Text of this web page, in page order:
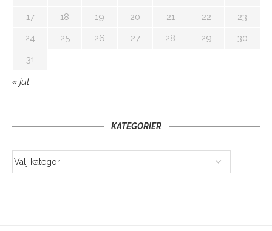
17
18 19 20 21 22
23
24
25 26 27 28 29
30
31
« jul
KATEGORIER